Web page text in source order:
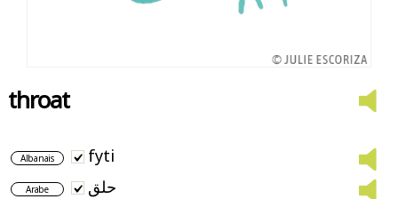
throat
Albanais fyti
Arabe حلق